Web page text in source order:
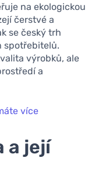
na ekologickou
čerstvé a
se český trh
spotřebitelů.
výrobků, ale
a
více
a její